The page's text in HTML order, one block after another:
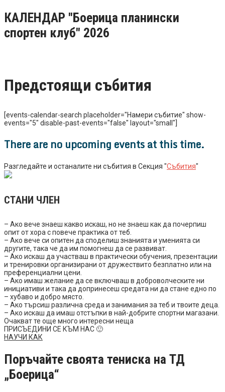
КАЛЕНДАР "Боерица планински
спортен клуб" 2026
Предстоящи събития
[events-calendar-search placeholder="Намери събитие" show-
events="5" disable-past-events="false" layout="small"]
There are no upcoming events at this time.
Разгледайте и останалите ни събития в Секция "Събития"
СТАНИ ЧЛЕН
– Ако вече знаеш какво искаш, но не знаеш как да почерпиш
опит от хора с повече практика от теб.
– Ако вече си опитен да споделиш знанията и уменията си
другите, така че да им помогнеш да се развиват.
– Ако искаш да участваш в практически обучения, презентации
и тренировки организирани от дружествито безплатно или на
преференциални цени.
– Ако имаш желание да се включваш в доброволческите ни
инициативи и така да допринесеш средата ни да стане едно по
– хубаво и добро място.
– Ако търсиш различна среда и занимания за теб и твоите деца.
– Ако искаш да имаш отстъпки в най-добрите спортни магазани.
Очакват те още много интересни неща
ПРИСЪЕДИНИ СЕ КЪМ НАС 🙂
НАУЧИ КАК
Поръчайте своята тениска на ТД
„Боерица“